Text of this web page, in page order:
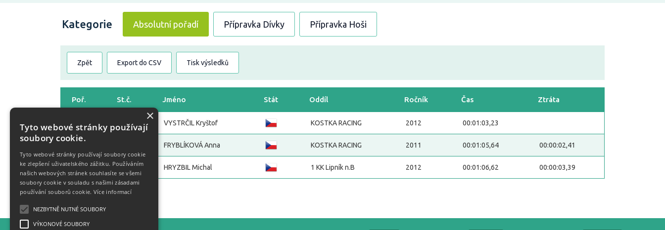
Kategorie Absolutní pořadí Přípravka Dívky Přípravka Hoši
Zpět Export do CSV Tisk výsledků
Poř. St.č. Jméno Stát Oddíl Ročník Čas Ztráta
VYSTRČIL Kryštof KOSTKA RACING 2012 00:01:03,23
FRYBLÍKOVÁ Anna KOSTKA RACING 2011 00:01:05,64 00:00:02,41
3 72 HRYZBIL Michal 1 KK Lipník n.B 2012 00:01:06,62 00:00:03,39
×
Tyto webové stránky používají
soubory cookie.
Tyto webové stránky používají soubory cookie
ke zlepšení uživatelského zážitku. Používáním
našich webových stránek souhlasíte se všemi
soubory cookie v souladu s našimi zásadami
používání souborů cookie. Více informací
NEZBYTNĚ NUTNÉ SOUBORY
VÝKONOVÉ SOUBORY